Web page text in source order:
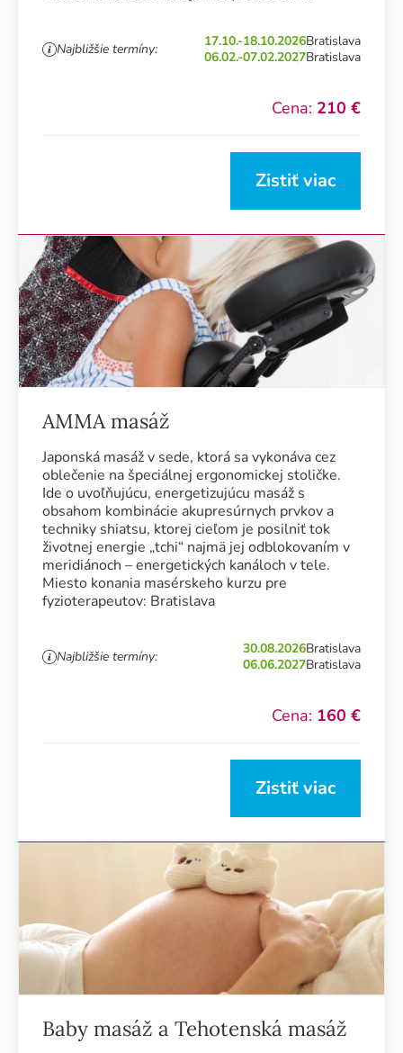
Najbližšie termíny: 17.10.-18.10.2026Bratislava
06.02.-07.02.2027Bratislava
Cena: 210 €
Zistiť viac
AMMA masáž
Japonská masáž v sede, ktorá sa vykonáva cez
oblečenie na špeciálnej ergonomickej stoličke.
Ide o uvoľňujúcu, energetizujúcu masáž s
obsahom kombinácie akupresúrnych prvkov a
techniky shiatsu, ktorej cieľom je posilniť tok
životnej energie „tchi“ najmä jej odblokovaním v
meridiánoch – energetických kanáloch v tele.
Miesto konania masérskeho kurzu pre
fyzioterapeutov: Bratislava
Najbližšie termíny: 30.08.2026Bratislava
06.06.2027Bratislava
Cena: 160 €
Zistiť viac
Baby masáž a Tehotenská masáž